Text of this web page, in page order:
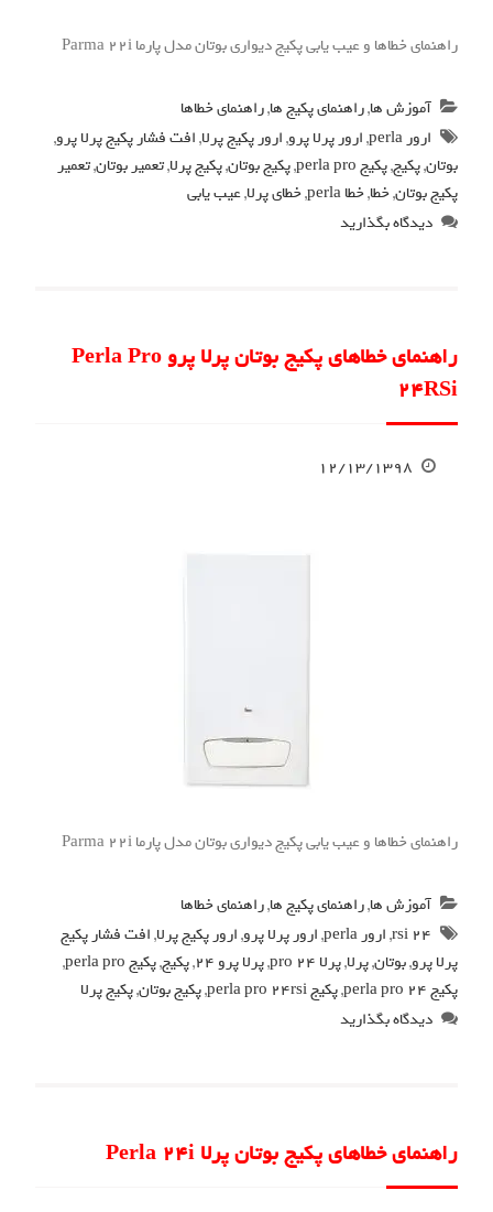
راهنمای خطاها و عیب یابی پکیج دیواری بوتان مدل پارما Parma 22i
آموزش ها,راهنمای پکیج ها,راهنمای خطاها
ارور perla
,ارور پرلا پرو,ارور پکیج پرلا,افت فشار پکیج پرلا پرو,
بوتان,پکیج,پکیج perla pro ,پکیج بوتان,پکیج پرلا,تعمیر بوتان,تعمیر
پکیج بوتان,خطا,خطا perla ,خطای پرلا,عیب یابی
دیدگاه بگذارید
راهنمای خطاهای پکیج بوتان پرلا پرو Perla Pro
24RSi
۱۲/۱۳/۱۳۹۸
راهنمای خطاها و عیب یابی پکیج دیواری بوتان مدل پارما Parma 22i
آموزش ها,راهنمای پکیج ها,راهنمای خطاها
24 rsi
,ارور perla ,ارور پرلا پرو,ارور پکیج پرلا,افت فشار پکیج
پرلا پرو,بوتان,پرلا,پرلا pro 24 ,پرلا پرو 24 ,پکیج,پکیج perla pro
,
پکیج perla pro 24
,پکیج perla pro 24rsi ,پکیج بوتان,پکیج پرلا
دیدگاه بگذارید
راهنمای خطاهای پکیج بوتان پرلا Perla 24i